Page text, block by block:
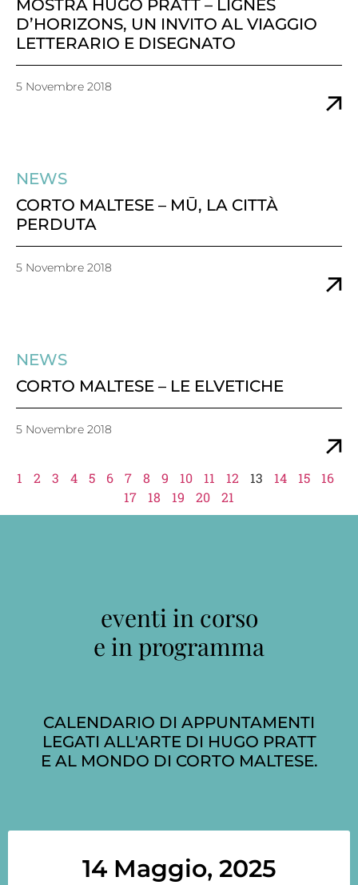
MOSTRA HUGO PRATT – LIGNES
D’HORIZONS, UN INVITO AL VIAGGIO
LETTERARIO E DISEGNATO
5 Novembre 2018
NEWS
CORTO MALTESE – MŪ, LA CITTÀ
PERDUTA
5 Novembre 2018
NEWS
CORTO MALTESE – LE ELVETICHE
5 Novembre 2018
1 2 3 4 5 6 7 8 9 10 11 12 13 14 15
16
17
18 19 20 21
eventi in corso
e in programma
CALENDARIO DI APPUNTAMENTI
LEGATI ALL'ARTE DI HUGO PRATT
E AL MONDO DI CORTO MALTESE.
14 Maggio, 2025